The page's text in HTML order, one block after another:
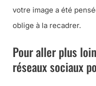
votre image a été
oblige à la recadrer.
Pour aller plus
réseaux sociaux